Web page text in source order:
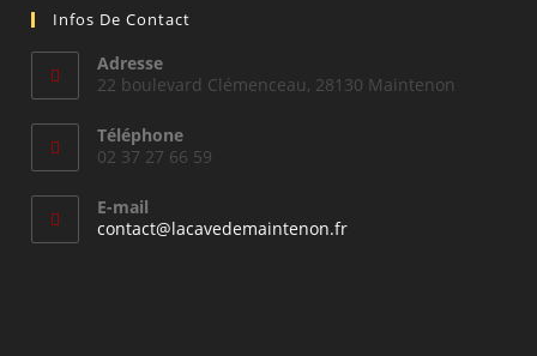
Infos De Contact
Adresse
22 boulevard Clémenceau, 28130 Maintenon
Téléphone
02 37 27 66 59
E-mail
contact@lacavedemaintenon.frS’ouvre